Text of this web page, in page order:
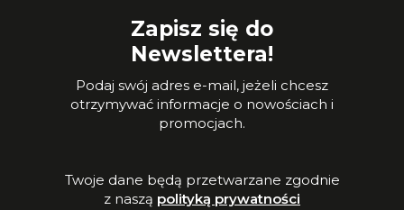
Zapisz się do
Newslettera!
Podaj swój adres e-mail, jeżeli chcesz
otrzymywać informacje o nowościach i
promocjach.
Twoje dane będą przetwarzane zgodnie
z naszą polityką prywatności